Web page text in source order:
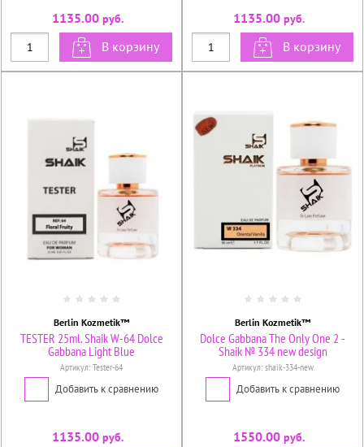
1135.00руб.
В корзину
1135.00руб.
В корзину
Berlin Kozmetik™
TESTER 25ml. Shaik W-64 Dolce
Gabbana Light Blue
Артикул: Tester-64
Добавить к сравнению
1135.00руб.
Berlin Kozmetik™
Dolce Gabbana The Only One 2 -
Shaik № 334 new design
Артикул:shaik-334-new
Добавить к сравнению
1550.00руб.